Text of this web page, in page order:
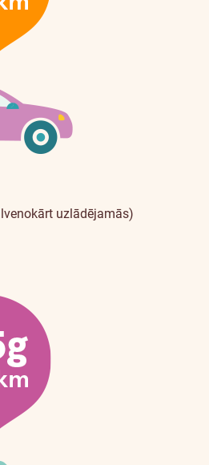
uzlādējamās)